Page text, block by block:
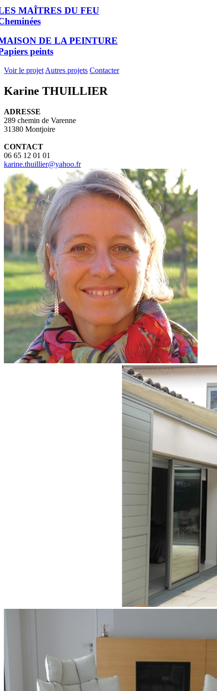
MAÎTRES DU FEU
DE LA PEINTURE
peints
Voir le projet Autres projets Contacter
Karine THUILLIER
ADRESSE
289 chemin de Varenne
31380 Montjoire
CONTACT
06 65 12 01 01
karine.thuillier@yahoo.fr